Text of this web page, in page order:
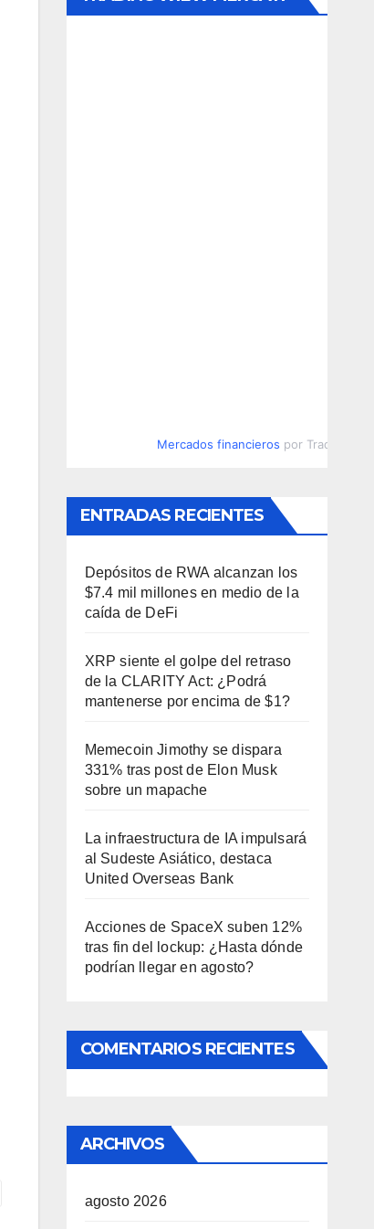
Mercados financieros por
ENTRADAS RECIENTES
Depósitos de RWA alcanzan los
$7.4 mil millones en medio de la
caída de DeFi
XRP siente el golpe del retraso
de la CLARITY Act: ¿Podrá
mantenerse por encima de $1?
Memecoin Jimothy se dispara
331% tras post de Elon Musk
sobre un mapache
La infraestructura de IA impulsará
al Sudeste Asiático, destaca
United Overseas Bank
Acciones de SpaceX suben 12%
tras fin del lockup: ¿Hasta dónde
podrían llegar en agosto?
COMENTARIOS RECIENTES
ARCHIVOS
agosto 2026